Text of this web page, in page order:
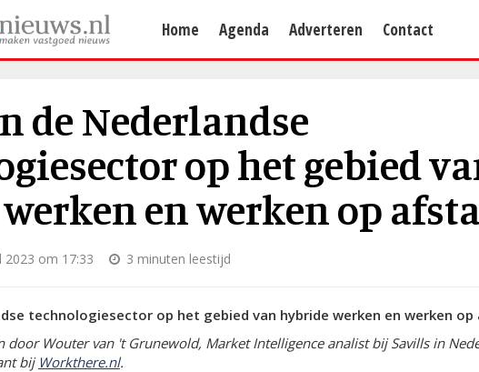
Home Agenda Adverteren Contact
de Nederlandse
op het gebied
en werken op
2023 om 17:33 3 minuten leestijd
technologiesector op het gebied van hybride werken en werken
door Wouter van 't Grunewold, Market Intelligence analist bij Savills in
bij Workthere.nl.